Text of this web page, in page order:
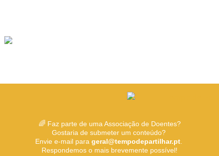
🌈 Faz parte de uma Associação de Doentes?
Gostaria de submeter um conteúdo?
Envie e-mail para geral@tempodepartilhar.pt.
Respondemos o mais brevemente possível!